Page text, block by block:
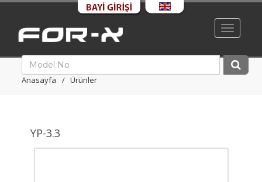
Toggle
Anasayfa Ürünler
YP-3.3